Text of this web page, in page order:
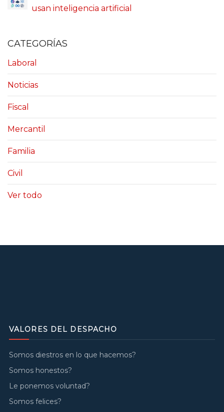
usan inteligencia artificial
CATEGORÍAS
Laboral
Noticias
Fiscal
Mercantil
Familia
Civil
Ver todo
VALORES DEL DESPACHO
Somos diestros en lo que hacemos?
Somos honestos?
Le ponemos voluntad?
Somos felices?